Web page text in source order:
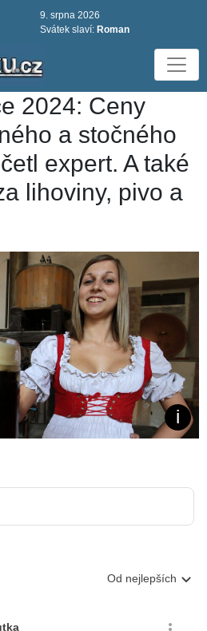
9. srpna 2026
Svátek slaví: Roman
2024: Ceny
a stočného
expert. A také
lihoviny, pivo a